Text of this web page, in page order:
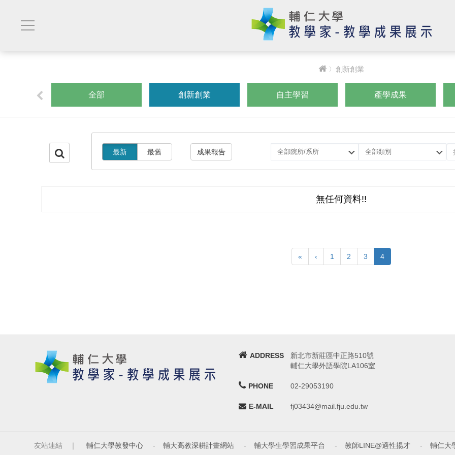
〉創新創業
全部 創新創業 自主學習 產學成果
最新 最舊 成果報告
選
院
選
類
無任何資料!!
« ‹ 1 2 3 4
ADDRESS
新北市新莊區中正路510號
輔仁大學外語學院LA106室
PHONE 02-29053190
E-MAIL fj03434@mail.fju.edu.tw
友站連結 ｜ 輔仁大學教發中心 - 輔大高教深耕計畫網站 - 輔大學生學習成果平台 - 教師LINE@適性揚才 - 輔仁大